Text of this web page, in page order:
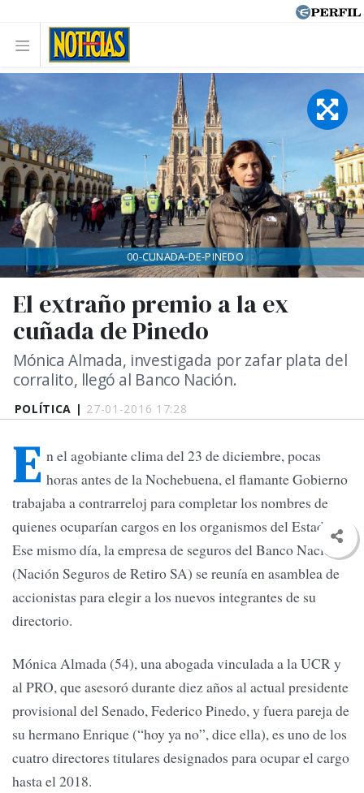
POLÍTICA | 27-01-2016 17:28
El extraño premio a la ex
cuñada de Pinedo
Mónica Almada, investigada por zafar plata del
corralito, llegó al Banco Nación.
00-CUNADA-DE-PINEDO
E n el agobiante clima del 23 de diciembre, pocas
horas antes de la Nochebuena, el flamante Gobierno
trabajaba a contrarreloj para completar los nombres de
quienes ocuparían cargos en los organismos del Estado.
Ese mismo día, la empresa de seguros del Banco Nación
(Nación Seguros de Retiro SA) se reunía en asamblea de
accionistas para elegir a los nuevos integrantes de su
directorio.
Mónica Almada (54), una abogada vinculada a la UCR y
al PRO, que asesoró durante diez años al actual presidente
provisional del Senado, Federico Pinedo, y fuera pareja de
su hermano Enrique (“hoy ya no”, dice ella), es uno de los
cuatro directores titulares designados para ocupar el cargo
hasta el 2018.